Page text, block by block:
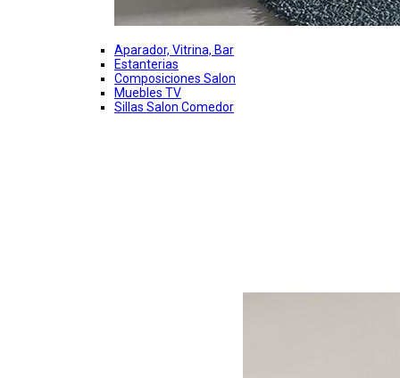
Aparador, Vitrina, Bar
Estanterias
Composiciones Salon
Muebles TV
Sillas Salon Comedor